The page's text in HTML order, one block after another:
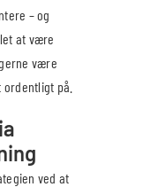
– og
at være
være
på.
ved at